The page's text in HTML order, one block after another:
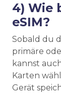
4) Wie
eSIM?
Sobald du
primäre
kannst
Karten
Gerät